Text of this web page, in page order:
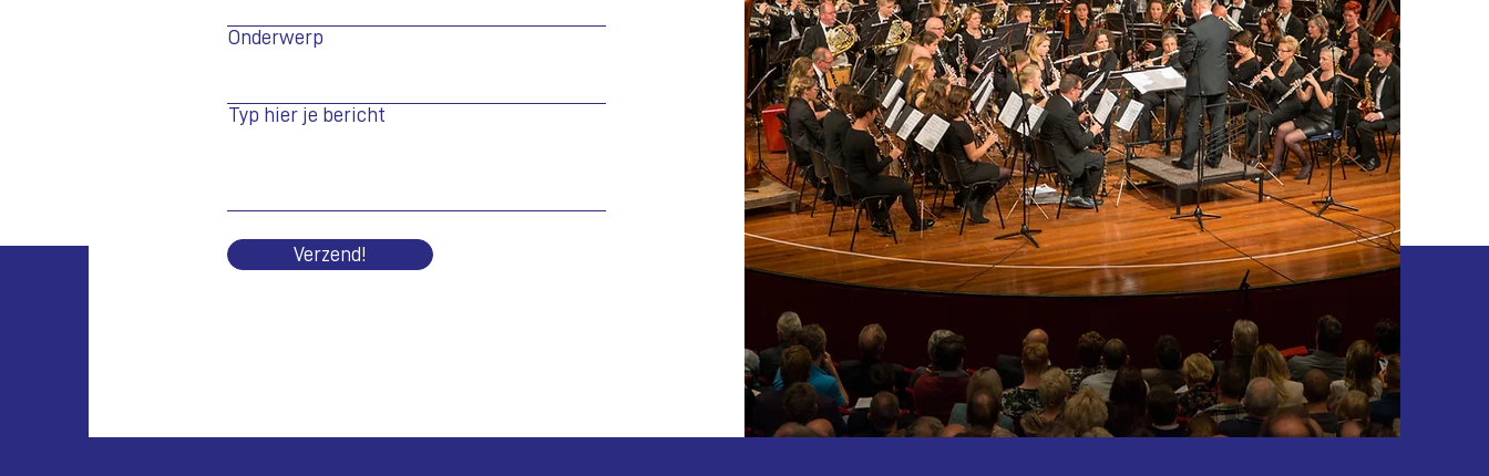
Onderwerp
Typ hier je bericht
Verzend!